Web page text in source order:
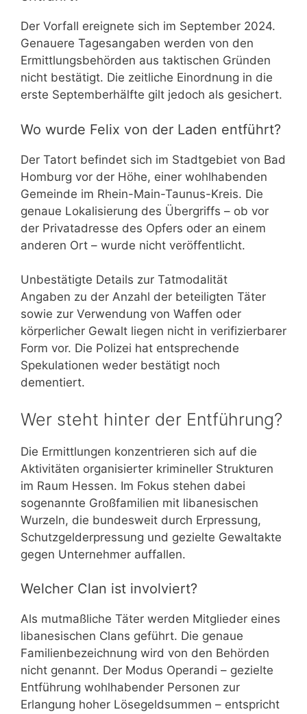
Der Vorfall ereignete sich im September 2024.
Genauere Tagesangaben werden von den
Ermittlungsbehörden aus taktischen Gründen
nicht bestätigt. Die zeitliche Einordnung in die
erste Septemberhälfte gilt jedoch als gesichert.
Wo wurde Felix von der Laden entführt?
Der Tatort befindet sich im Stadtgebiet von Bad
Homburg vor der Höhe, einer wohlhabenden
Gemeinde im Rhein-Main-Taunus-Kreis. Die
genaue Lokalisierung des Übergriffs – ob vor
der Privatadresse des Opfers oder an einem
anderen Ort – wurde nicht veröffentlicht.
Unbestätigte Details zur Tatmodalität
Angaben zu der Anzahl der beteiligten Täter
sowie zur Verwendung von Waffen oder
körperlicher Gewalt liegen nicht in verifizierbarer
Form vor. Die Polizei hat entsprechende
Spekulationen weder bestätigt noch
dementiert.
Wer steht hinter der Entführung?
Die Ermittlungen konzentrieren sich auf die
Aktivitäten organisierter krimineller Strukturen
im Raum Hessen. Im Fokus stehen dabei
sogenannte Großfamilien mit libanesischen
Wurzeln, die bundesweit durch Erpressung,
Schutzgelderpressung und gezielte Gewaltakte
gegen Unternehmer auffallen.
Welcher Clan ist involviert?
Als mutmaßliche Täter werden Mitglieder eines
libanesischen Clans geführt. Die genaue
Familienbezeichnung wird von den Behörden
nicht genannt. Der Modus Operandi – gezielte
Entführung wohlhabender Personen zur
Erlangung hoher Lösegeldsummen – entspricht